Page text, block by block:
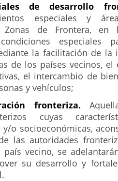
de desarrollo
especiales y
Zonas de Frontera,
especiales
la facilitación de la
de los países vecinos, el
el intercambio de
y vehículos;
fronteriza.
cuyas
o socioeconómicas,
las autoridades
vecino, se
su desarrollo y